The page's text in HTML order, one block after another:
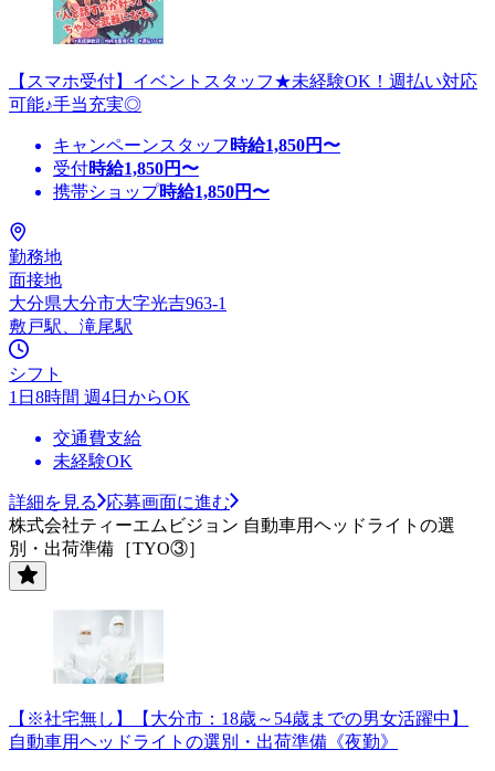
【スマホ受付】イベントスタッフ★未経験OK！週払い対応
可能♪手当充実◎
キャンペーンスタッフ 時給1,850円〜
受付時給1,850円〜
携帯ショップ時給1,850円〜
勤務地
面接地
大分県大分市大字光吉963-1
敷戸駅、滝尾駅
シフト
1日8時間 週4日からOK
交通費支給
未経験OK
詳細を見る
応募画面に進む
株式会社ティーエムビジョン 自動車用ヘッドライトの選
別・出荷準備［TYO③］
【※社宅無し】【大分市：18歳～54歳までの男女活躍中】
自動車用ヘッドライトの選別・出荷準備《夜勤》